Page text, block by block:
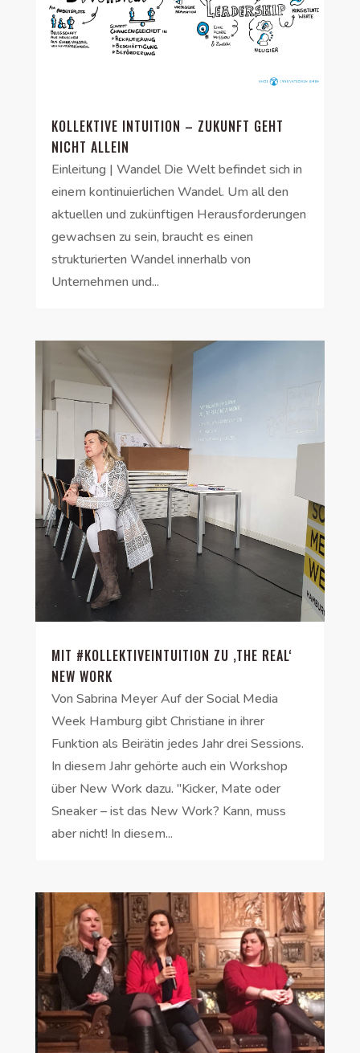
KOLLEKTIVE INTUITION – ZUKUNFT GEHT
NICHT ALLEIN
Einleitung | Wandel Die Welt befindet sich in
einem kontinuierlichen Wandel. Um all den
aktuellen und zukünftigen Herausforderungen
gewachsen zu sein, braucht es einen
strukturierten Wandel innerhalb von
Unternehmen und...
MIT #KOLLEKTIVEINTUITION ZU ‚THE REAL‘
NEW WORK
Von Sabrina Meyer Auf der Social Media
Week Hamburg gibt Christiane in ihrer
Funktion als Beirätin jedes Jahr drei Sessions.
In diesem Jahr gehörte auch ein Workshop
über New Work dazu. "Kicker, Mate oder
Sneaker – ist das New Work? Kann, muss
aber nicht! In diesem...